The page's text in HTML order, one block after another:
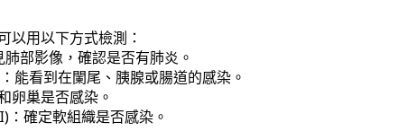
以用以下方式檢測：
部影像，確認是否有肺炎。
能看到在闌尾、胰腺或腸道的感染。
卵巢是否感染。
：確定軟組織是否感染。